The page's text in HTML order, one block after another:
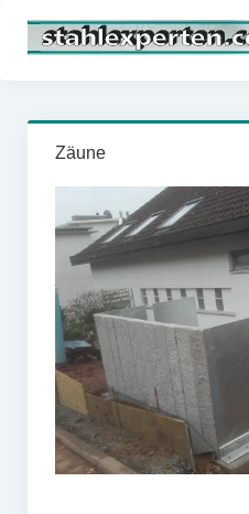
Startseite
Über uns
Ausstellung
Eckdaten
Öffentlichkeit
Karriere
Unsere Leistungen
Zäune